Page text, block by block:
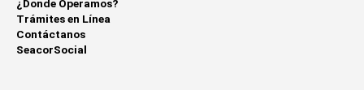
¿Donde Operamos?
Trámites en Línea
Contáctanos
SeacorSocial